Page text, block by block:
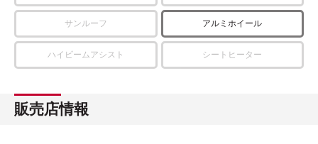
サンルーフ アルミホイール
ハイビームアシスト シートヒーター
販売店情報